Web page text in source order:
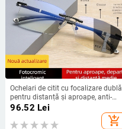
Ochelari de citit cu focalizare dublă
pentru distanță și aproape, anti-
lumină albastră, lentile fotokromice
schimbare de culoare, rame fără
96.52 Lei
add_shopping_cart